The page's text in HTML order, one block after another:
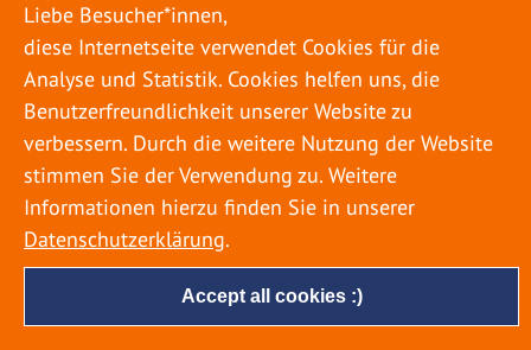
genießen ihren Urlaub. Dabei zieht es die Einen
weiter weg, die Anderen bleiben dann doch
lieber in der Heimat. Wenn Sie für eine längere
Zeit wegfahren möchten, gibt es einige Dinge zu
beachten, damit nicht anschließend eine böse
Überraschung auf Sie wartet. Um einen
möglichst entspannten Urlaub zu […]
Accept all cookies :)
Liebe Besucher*innen,
diese Internetseite verwendet Cookies für die
Analyse und Statistik. Cookies helfen uns, die
Benutzerfreundlichkeit unserer Website zu
verbessern. Durch die weitere Nutzung der Website
stimmen Sie der Verwendung zu. Weitere
Informationen hierzu finden Sie in unserer
Datenschutzerklärung.